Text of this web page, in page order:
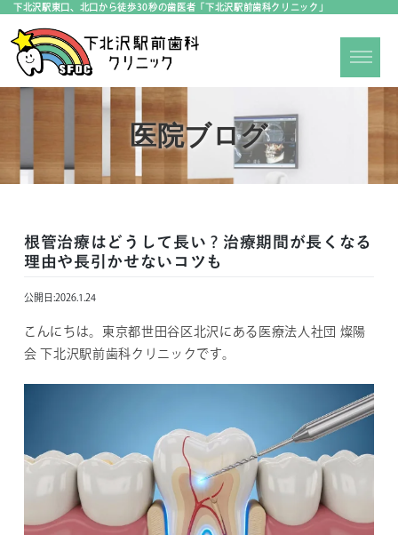
下北沢駅東口、北口から徒歩30秒の歯医者「下北沢駅前歯科クリニック」
医院ブログ
根管治療はどうして長い？治療期間が長くなる
理由や長引かせないコツも
公開日:2026.1.24
こんにちは。東京都世田谷区北沢にある医療法人社団 燦陽
会 下北沢駅前歯科クリニックです。